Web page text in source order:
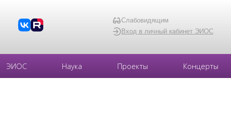
Слабовидящим
Вход в личный кабинет ЭИОС
ЭИОС Наука Проекты Концерты